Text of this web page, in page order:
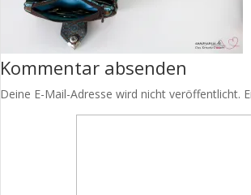
Kommentar absenden
Deine E-Mail-Adresse wird nicht veröffentlicht.